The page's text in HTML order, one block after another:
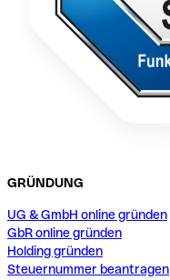
GRÜNDUNG
UG & GmbH online gründen
GbR online gründen
Holding gründen
Steuernummer beantragen